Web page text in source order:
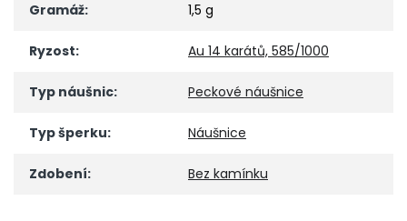
Gramáž: 1,5 g
Ryzost: Au 14 karátů, 585/1000
Typ náušnic: Peckové náušnice
Typ šperku: Náušnice
Zdobení: Bez kamínku